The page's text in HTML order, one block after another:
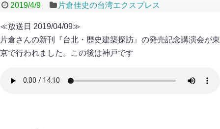
2019/4/9 片倉佳史の台湾エクスプレス
≪放送日 2019/04/09≫
片倉さんの新刊『台北・歴史建築探訪』の発売記念講演会が東
京で行われました。この後は神戸です